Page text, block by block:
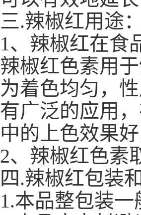
三.辣椒红用途：
1、辣椒红在食
辣椒红色素用
为着色均匀，
有广泛的应用
中的上色效果
2、辣椒红色素
四.辣椒红包装
1.本品整包装